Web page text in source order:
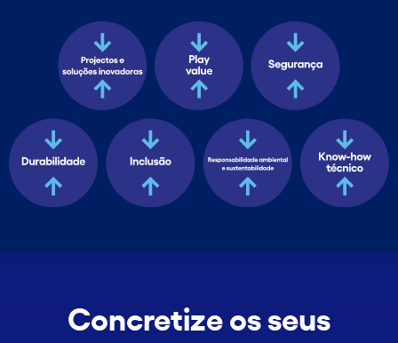
Concretize os seus